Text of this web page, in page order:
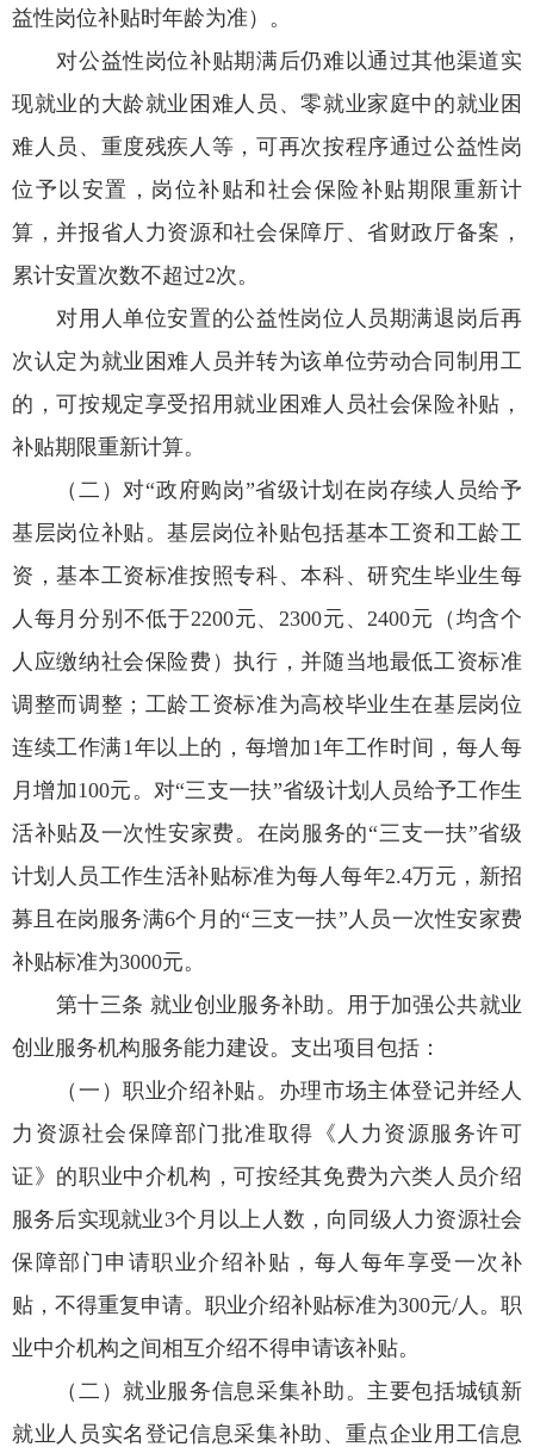
益性岗位补贴时年龄为准）。
对公益性岗位补贴期满后仍难以通过其他渠道实
现就业的大龄就业困难人员、零就业家庭中的就业困
难人员、重度残疾人等，可再次按程序通过公益性岗
位予以安置，岗位补贴和社会保险补贴期限重新计
算，并报省人力资源和社会保障厅、省财政厅备案，
累计安置次数不超过2次。
对用人单位安置的公益性岗位人员期满退岗后再
次认定为就业困难人员并转为该单位劳动合同制用工
的，可按规定享受招用就业困难人员社会保险补贴，
补贴期限重新计算。
（二）对“政府购岗”省级计划在岗存续人员给予
基层岗位补贴。基层岗位补贴包括基本工资和工龄工
资，基本工资标准按照专科、本科、研究生毕业生每
人每月分别不低于2200元、2300元、2400元（均含个
人应缴纳社会保险费）执行，并随当地最低工资标准
调整而调整；工龄工资标准为高校毕业生在基层岗位
连续工作满1年以上的，每增加1年工作时间，每人每
月增加100元。对“三支一扶”省级计划人员给予工作生
活补贴及一次性安家费。在岗服务的“三支一扶”省级
计划人员工作生活补贴标准为每人每年2.4万元，新招
募且在岗服务满6个月的“三支一扶”人员一次性安家费
补贴标准为3000元。
第十三条 就业创业服务补助。用于加强公共就业
创业服务机构服务能力建设。支出项目包括：
（一）职业介绍补贴。办理市场主体登记并经人
力资源社会保障部门批准取得《人力资源服务许可
证》的职业中介机构，可按经其免费为六类人员介绍
服务后实现就业3个月以上人数，向同级人力资源社会
保障部门申请职业介绍补贴，每人每年享受一次补
贴，不得重复申请。职业介绍补贴标准为300元/人。职
业中介机构之间相互介绍不得申请该补贴。
（二）就业服务信息采集补助。主要包括城镇新
就业人员实名登记信息采集补助、重点企业用工信息